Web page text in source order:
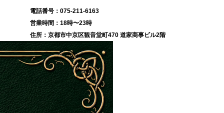
075-211-6163
18時〜23時
京都市中京区観音堂町470 道家商事ビル2階